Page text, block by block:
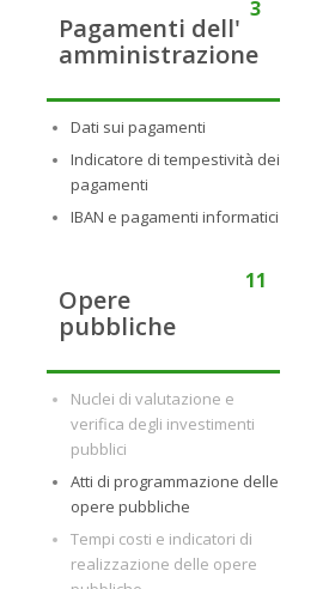
3
Pagamenti dell'
amministrazione
Dati sui pagamenti
Indicatore di tempestività dei
pagamenti
IBAN e pagamenti informatici
11
Opere
pubbliche
Nuclei di valutazione e
verifica degli investimenti
pubblici
Atti di programmazione delle
opere pubbliche
Tempi costi e indicatori di
realizzazione delle opere